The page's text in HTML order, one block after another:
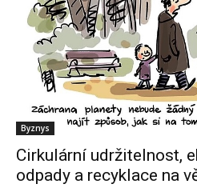
Byznys
Cirkulární udržitelnost,
odpady a recyklace na